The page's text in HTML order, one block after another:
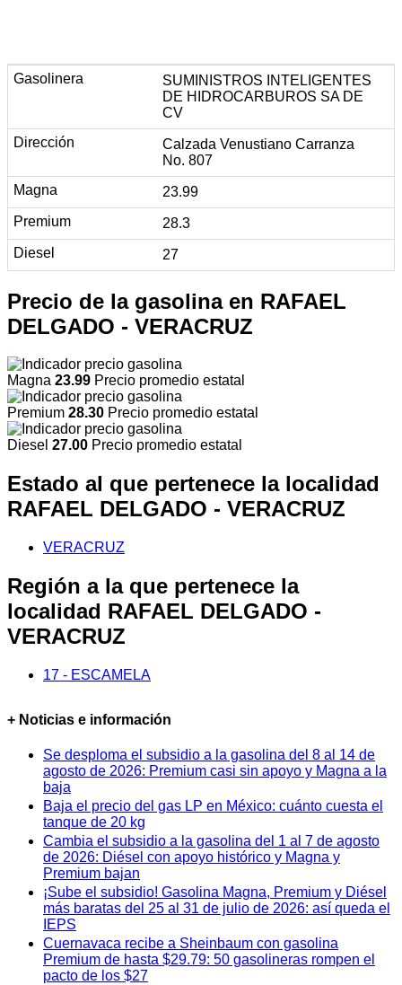
SUMINISTROS INTELIGENTES
DE HIDROCARBUROS SA DE
CV
Calzada Venustiano Carranza
No. 807
23.99
28.3
27
Precio de la gasolina en RAFAEL
DELGADO - VERACRUZ
Magna 23.99 Precio promedio estatal
Premium 28.30 Precio promedio estatal
Diesel 27.00 Precio promedio estatal
Estado al que pertenece la localidad
RAFAEL DELGADO - VERACRUZ
VERACRUZ
Región a la que pertenece la
localidad RAFAEL DELGADO -
VERACRUZ
17 - ESCAMELA
+ Noticias e información
Se desploma el subsidio a la gasolina del 8 al 14 de
agosto de 2026: Premium casi sin apoyo y Magna a la
baja
Baja el precio del gas LP en México: cuánto cuesta el
tanque de 20 kg
Cambia el subsidio a la gasolina del 1 al 7 de agosto
de 2026: Diésel con apoyo histórico y Magna y
Premium bajan
¡Sube el subsidio! Gasolina Magna, Premium y Diésel
más baratas del 25 al 31 de julio de 2026: así queda el
IEPS
Cuernavaca recibe a Sheinbaum con gasolina
Premium de hasta $29.79: 50 gasolineras rompen el
pacto de los $27